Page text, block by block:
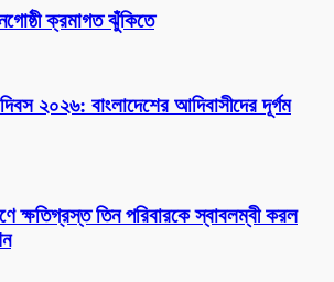
ক্রমাগত ঝুঁকিতে
২০২৬: বাংলাদেশের আদিবাসীদের দূর্গম
ক্ষতিগ্রস্ত তিন পরিবারকে স্বাবলম্বী করল